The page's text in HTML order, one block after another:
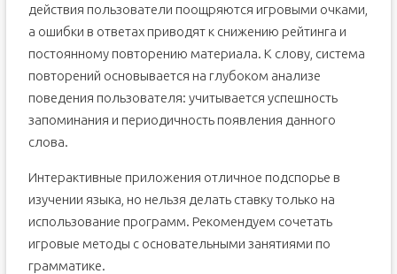
действия пользователи поощряются игровыми очками,
а ошибки в ответах приводят к снижению рейтинга и
постоянному повторению материала. К слову, система
повторений основывается на глубоком анализе
поведения пользователя: учитывается успешность
запоминания и периодичность появления данного
слова.
Интерактивные приложения отличное подспорье в
изучении языка, но нельзя делать ставку только на
использование программ. Рекомендуем сочетать
игровые методы с основательными занятиями по
грамматике.